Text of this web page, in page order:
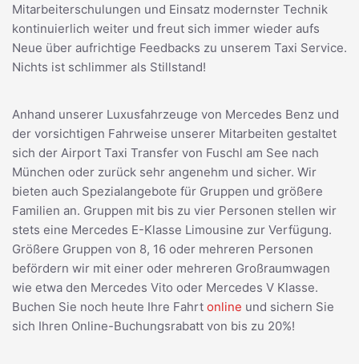
Mitarbeiterschulungen und Einsatz modernster Technik
kontinuierlich weiter und freut sich immer wieder aufs
Neue über aufrichtige Feedbacks zu unserem Taxi Service.
Nichts ist schlimmer als Stillstand!
Anhand unserer Luxusfahrzeuge von Mercedes Benz und
der vorsichtigen Fahrweise unserer Mitarbeiten gestaltet
sich der Airport Taxi Transfer von Fuschl am See nach
München oder zurück sehr angenehm und sicher. Wir
bieten auch Spezialangebote für Gruppen und größere
Familien an. Gruppen mit bis zu vier Personen stellen wir
stets eine Mercedes E-Klasse Limousine zur Verfügung.
Größere Gruppen von 8, 16 oder mehreren Personen
befördern wir mit einer oder mehreren Großraumwagen
wie etwa den Mercedes Vito oder Mercedes V Klasse.
Buchen Sie noch heute Ihre Fahrt online und sichern Sie
sich Ihren Online-Buchungsrabatt von bis zu 20%!